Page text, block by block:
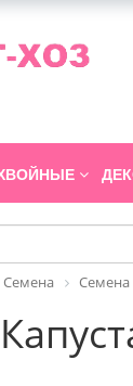
Семена